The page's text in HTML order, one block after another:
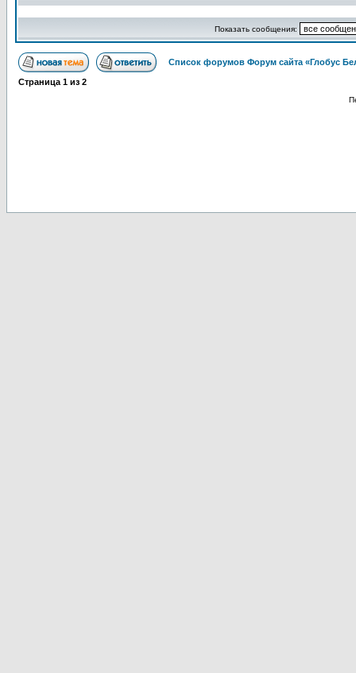
Показать сообщения:
Список форумов Форум сайта «Глобус
Страница 1 из 2